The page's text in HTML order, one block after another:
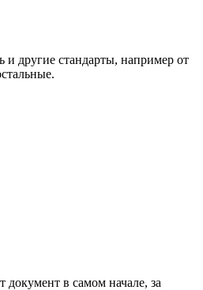
другие стандарты, например от
в самом начале, за